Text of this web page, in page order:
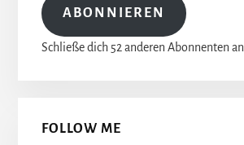
ABONNIEREN
Schließe dich 52 anderen Abonnenten an
FOLLOW ME